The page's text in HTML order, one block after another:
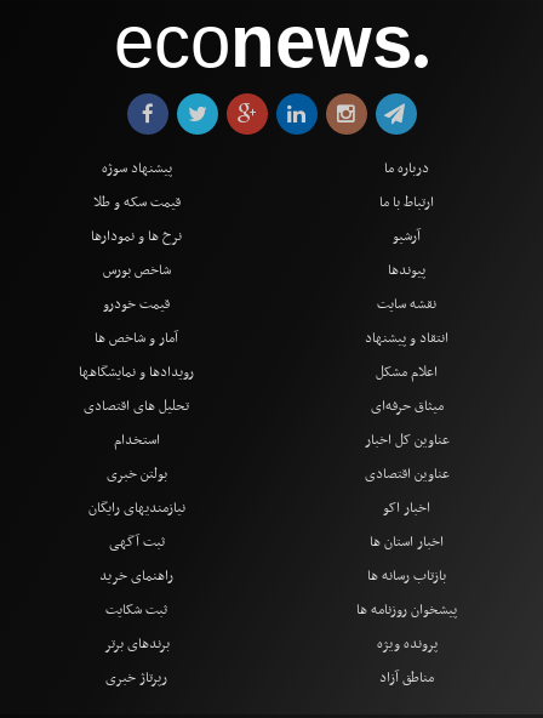
econews●
درباره ما
ارتباط با ما
آرشیو
پیوندها
نقشه سایت
انتقاد و پیشنهاد
اعلام مشکل
میثاق حرفه‌ای
پیشنهاد سوژه
قیمت سکه و طلا
نرخ ها و نمودارها
شاخص بورس
قیمت خودرو
آمار و شاخص ها
رویدادها و نمایشگاهها
تحلیل های اقتصادی
عناوین کل اخبار
عناوین اقتصادی
اخبار اکو
اخبار استان ها
بازتاب رسانه ها
پیشخوان روزنامه ها
پرونده ویژه
مناطق آزاد
استخدام
بولتن خبری
نیازمندیهای رایگان
ثبت آگهی
راهنمای خرید
ثبت شکایت
برندهای برتر
رپرتاژ خبری